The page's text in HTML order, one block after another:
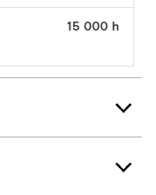
15 000 h